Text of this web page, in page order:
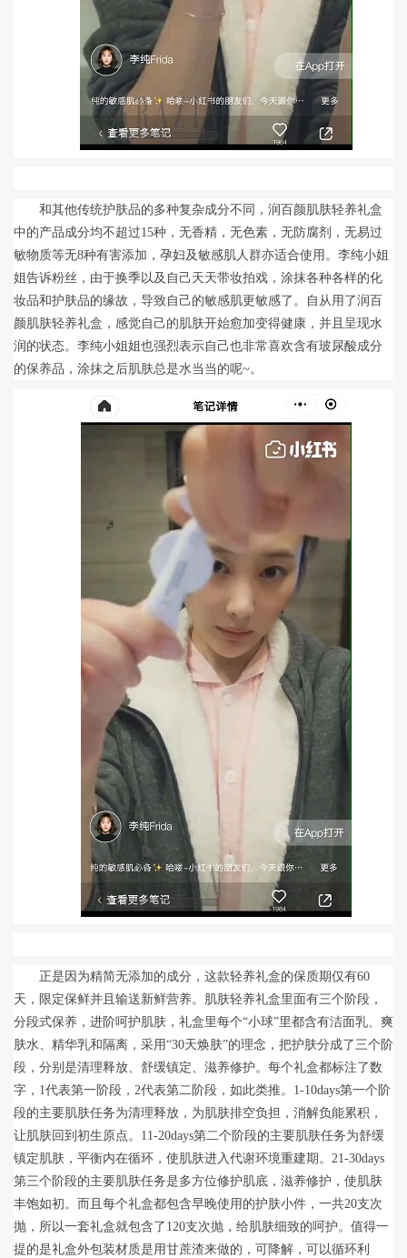
和其他传统护肤品的多种复杂成分不同，润百颜肌肤轻养礼盒
中的产品成分均不超过15种，无香精，无色素，无防腐剂，无易过
敏物质等无8种有害添加，孕妇及敏感肌人群亦适合使用。李纯小姐
姐告诉粉丝，由于换季以及自己天天带妆拍戏，涂抹各种各样的化
妆品和护肤品的缘故，导致自己的敏感肌更敏感了。自从用了润百
颜肌肤轻养礼盒，感觉自己的肌肤开始愈加变得健康，并且呈现水
润的状态。李纯小姐姐也强烈表示自己也非常喜欢含有玻尿酸成分
的保养品，涂抹之后肌肤总是水当当的呢~。
正是因为精简无添加的成分，这款轻养礼盒的保质期仅有60
天，限定保鲜并且输送新鲜营养。肌肤轻养礼盒里面有三个阶段，
分段式保养，进阶呵护肌肤，礼盒里每个“小球”里都含有洁面乳、爽
肤水、精华乳和隔离，采用“30天焕肤”的理念，把护肤分成了三个阶
段，分别是清理释放、舒缓镇定、滋养修护。每个礼盒都标注了数
字，1代表第一阶段，2代表第二阶段，如此类推。1-10days第一个阶
段的主要肌肤任务为清理释放，为肌肤排空负担，消解负能累积，
让肌肤回到初生原点。11-20days第二个阶段的主要肌肤任务为舒缓
镇定肌肤，平衡内在循环，使肌肤进入代谢环境重建期。21-30days
第三个阶段的主要肌肤任务是多方位修护肌底，滋养修护，使肌肤
丰饱如初。而且每个礼盒都包含早晚使用的护肤小件，一共20支次
抛，所以一套礼盒就包含了120支次抛，给肌肤细致的呵护。值得一
提的是礼盒外包装材质是用甘蔗渣来做的，可降解，可以循环利